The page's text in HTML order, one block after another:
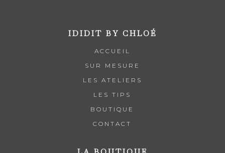
IDIDIT BY CHLOÉ
ACCUEIL
SUR MESURE
LES ATELIERS
LES TIPS
BOUTIQUE
CONTACT